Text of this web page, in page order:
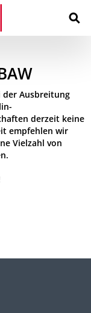
Ausbreitung
derzeit keine
empfehlen wir
Vielzahl von